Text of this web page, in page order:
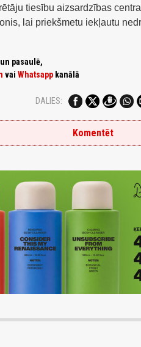
tiesību aizsardzības
lai priekšmetu iekļautu
pasaulē,
vai Whatsapp kanālā
DALIES:
Komentēt